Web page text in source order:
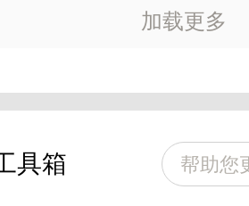
学 招生章程 招生计划
学 招生计划
加载更多
具箱 帮助您